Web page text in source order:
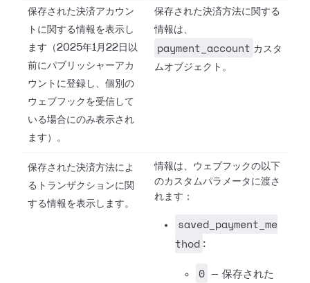
保存された決済アカウン
トに関する情報を表示し
ます（2025年1月22日以
前にパブリッシャーアカ
ウントに登録し、個別の
ウェブフックを受信して
いる場合にのみ表示され
ます）。
保存された決済方法に関する
情報は、
payment_account カスタ
ムオブジェクト。
保存された決済方法によ
るトランザクションに関
する情報を表示します。
情報は、ウェブフックの以下
のカスタムパラメータに渡さ
れます：
saved_payment_me
thod :
0
— 保存された